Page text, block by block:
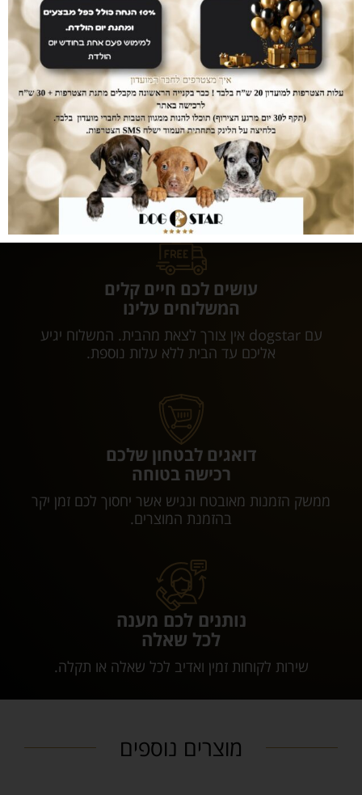
מוצרים מובחרים
במחיר הכי זול
אחרי שנים של עבודה עם עשרות מותגים כיום אנו
משווקים אך ורק מוצרי ultra premium אשר נותן
לכלבכם תזונה מושלמת והמחירים... הכי זול שיש.
עושים לכם חיים קלים
המשלוחים עלינו
עם dogstar אין צורך לצאת מהבית. המשלוח יגיע
אליכם עד הבית ללא עלות נוספת.
דואגים לבטחון שלכם
רכישה בטוחה
ממשק הזמנות מאובטח ונגיש אשר יחסוך לכם זמן יקר
בהזמנת המוצרים.
נותנים לכם מענה
לכל שאלה
שירות לקוחות זמין ואדיב לכל שאלה או תקלה.
מוצרים נוספים